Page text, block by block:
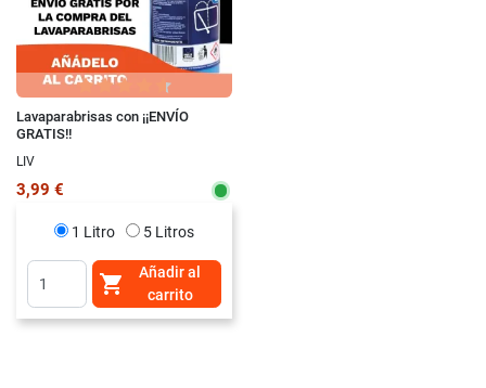
Lavaparabrisas con ¡¡ENVÍO
GRATIS!!
LIV
3,99 €
1 Litro 5 Litros

Añadir al
carrito